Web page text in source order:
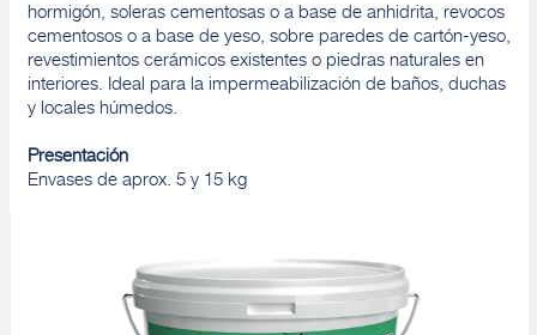
hormigón, soleras cementosas o a base de anhidrita, revocos
cementosos o a base de yeso, sobre paredes de cartón-yeso,
revestimientos cerámicos existentes o piedras naturales en
interiores. Ideal para la impermeabilización de baños, duchas
y locales húmedos.
Presentación
Envases de aprox. 5 y 15 kg